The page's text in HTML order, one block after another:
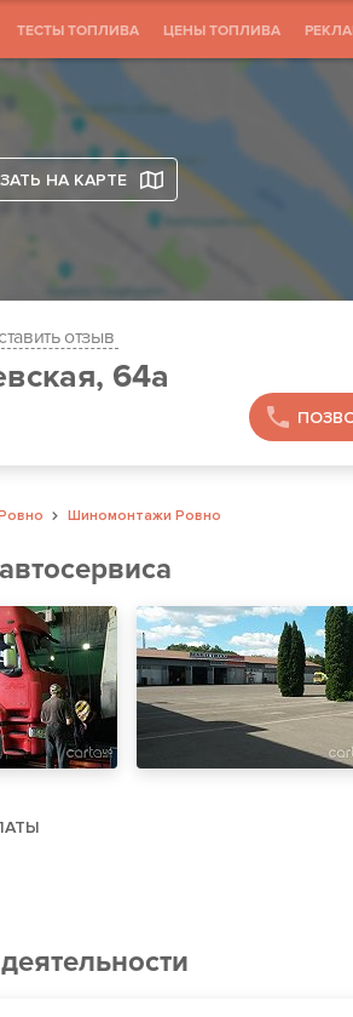
ТЕСТЫ ТОПЛИВА ЦЕНЫ ТОПЛИВА
НА КАРТЕ
отзыв
64а
Шиномонтажи Ровно